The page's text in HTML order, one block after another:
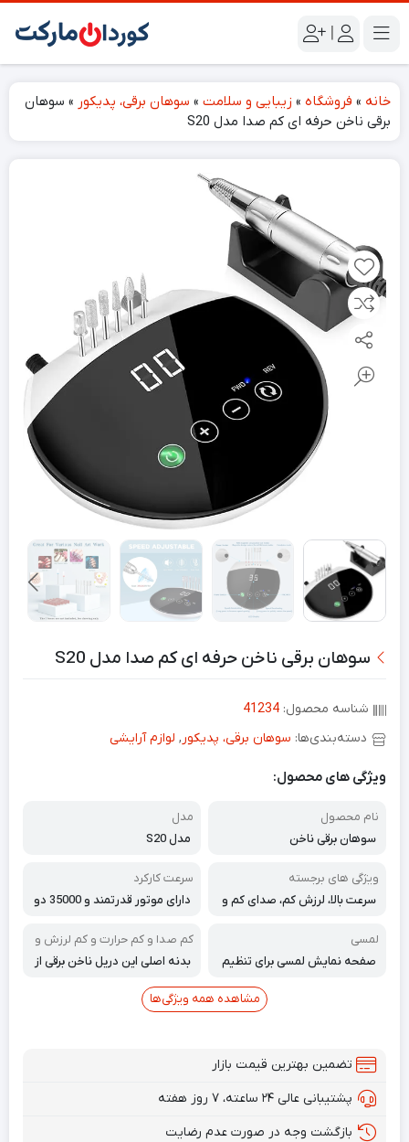
|
خانه » فروشگاه » زیبایی و سلامت » سوهان برقی، پدیکور » سوهان
برقی ناخن حرفه ای کم صدا مدل S20
سوهان برقی ناخن حرفه ای کم صدا مدل S20
شناسه محصول: 41234
دسته‌بندی‌ها: سوهان برقی، پدیکور, لوازم آرایشی
ویژگی های محصول:
نام محصول
سوهان برقی ناخن
مدل
مدل S20
ویژگی های برجسته
سرعت بالا، لرزش کم، صدای کم و
سرعت کارکرد
دارای موتور قدرتمند و 35000 دو
لمسی
صفحه نمایش لمسی برای تنظیم
کم صدا و کم حرارت و کم لرزش و
ایمن و بادوام
بدنه اصلی این دریل ناخن برقی از
ه، عملکرد عالی در دفع حرارت را ت
مشاهده همه ویژگی‌ها
تضمین بهترین قیمت بازار
پشتیبانی عالی ۲۴ ساعته، ۷ روز هفته
بازگشت وجه در صورت عدم رضایت